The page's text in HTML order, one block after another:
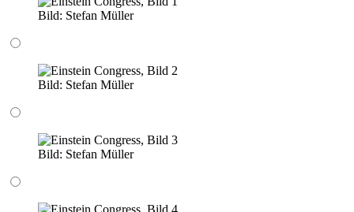
Bild: Stefan Müller
Bild: Stefan Müller
Bild: Stefan Müller